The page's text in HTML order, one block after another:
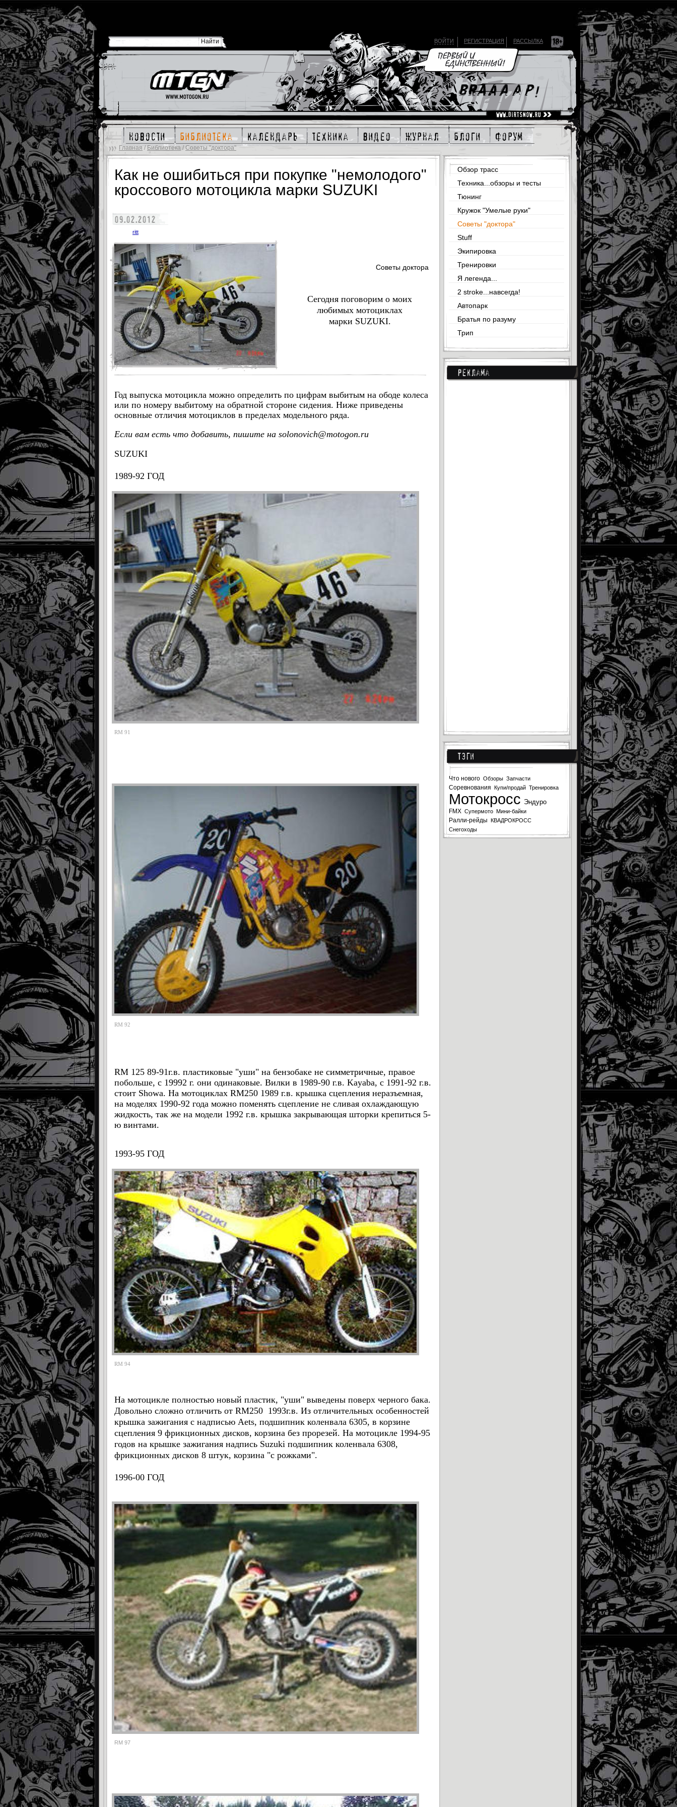
новости библиотека календарь техника видео журнал блоги форум
ВОЙТИ РЕГИСТРАЦИЯ РАССЫЛКА
Главная / Библиотека /Советы "доктора"
Как не ошибиться при покупке "немолодого"
кроссового мотоцикла марки SUZUKI
09.02.2012
ritt
Советы доктора
Сегодня поговорим о моих
любимых мотоциклах
марки SUZUKI.
Год выпуска мотоцикла можно определить по цифрам выбитым на ободе колеса
или по номеру выбитому на обратной стороне сидения. Ниже приведены
основные отличия мотоциклов в пределах модельного ряда.
Если вам есть что добавить, пишите на solonovich@motogon.ru
SUZUKI
1989-92 ГОД
RM 91
RM 92
RM 125 89-91г.в. пластиковые "уши" на бензобаке не симметричные, правое
побольше, с 19992 г. они одинаковые. Вилки в 1989-90 г.в. Kayaba, с 1991-92 г.в.
стоит Showa. На мотоциклах RM250 1989 г.в. крышка сцепления неразъемная,
на моделях 1990-92 года можно поменять сцепление не сливая охлаждающую
жидкость, так же на модели 1992 г.в. крышка закрывающая шторки крепиться 5-
ю винтами.
1993-95 ГОД
RM 94
На мотоцикле полностью новый пластик, "уши" выведены поверх черного бака.
Довольно сложно отличить от RM250 1993г.в. Из отличительных особенностей
крышка зажигания с надписью Aets, подшипник коленвала 6305, в корзине
сцепления 9 фрикционных дисков, корзина без прорезей. На мотоцикле 1994-95
годов на крышке зажигания надпись Suzuki подшипник коленвала 6308,
фрикционных дисков 8 штук, корзина "с рожками".
1996-00 ГОД
RM 97
Обзор трасс
Техника...обзоры и тесты
Тюнинг
Кружок "Умелые руки"
Советы "доктора"
Stuff
Экипировка
Тренировки
Я легенда...
2 stroke...навсегда!
Автопарк
Братья по разуму
Трип
Реклама
Тэги
Что нового Обзоры Запчасти
Соревнования Купи/продай Тренировка
Мотокросс Эндуро
FMX Супермото Мини-байки
Ралли-рейды КВАДРОКРОСС
Снегоходы